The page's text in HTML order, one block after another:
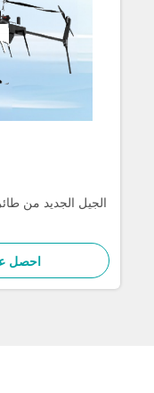
الجيل الجديد من
احصل